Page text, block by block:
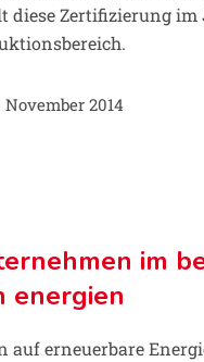
diese Zertifizierung im
November 2014
im
energien
auf erneuerbare